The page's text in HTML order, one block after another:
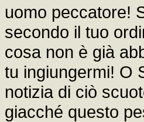
uomo peccatore!
secondo il tuo
cosa non è già
tu ingiungermi! O
notizia di ciò
giacché questo